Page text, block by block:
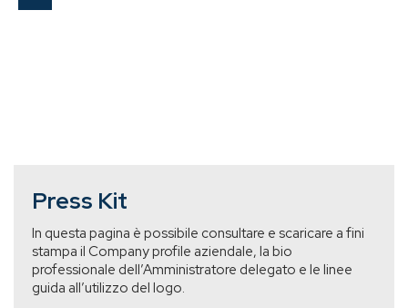
Press Kit
In questa pagina è possibile consultare e scaricare a fini
stampa il Company profile aziendale, la bio
professionale dell’Amministratore delegato e le linee
guida all’utilizzo del logo.